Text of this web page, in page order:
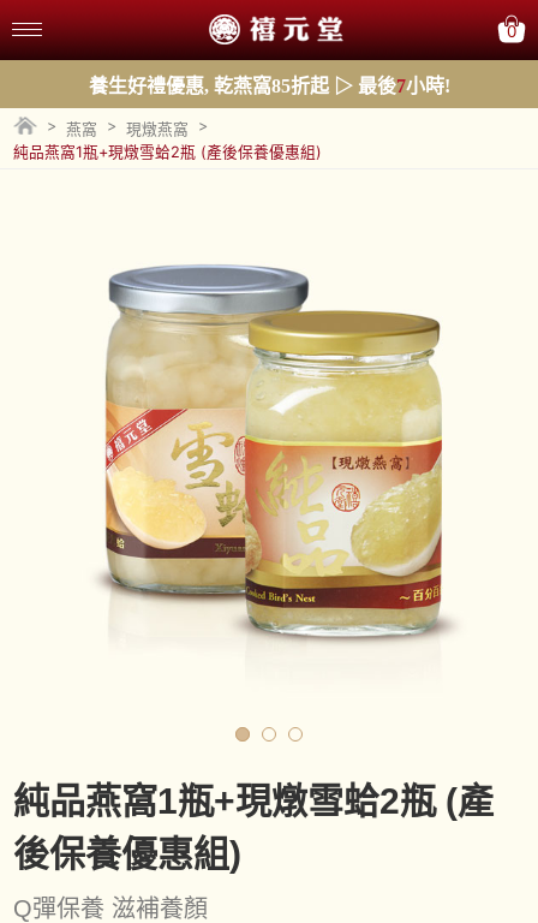
0
養生好禮優惠, 乾燕窩85折起 ▷ 最後7小時!
> 燕窩 > 現燉燕窩
>
純品燕窩1瓶+現燉雪蛤2瓶 (產後保養優惠組)
純品燕窩1瓶+現燉雪蛤2瓶 (產
後保養優惠組)
Q彈保養 滋補養顏